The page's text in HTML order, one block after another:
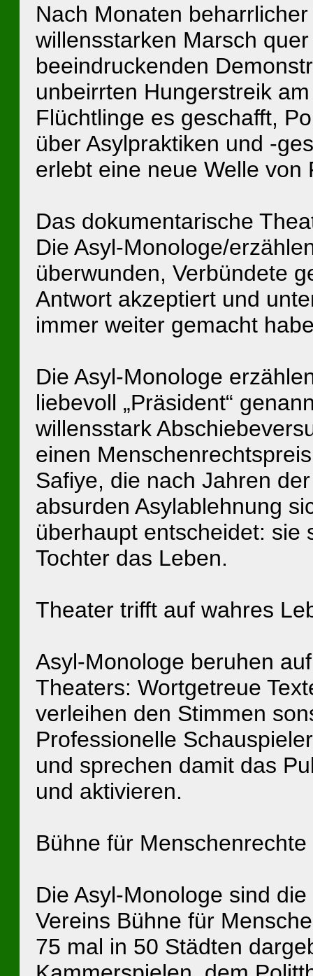
Nach Monaten
willensstarken Marsch
beeindruckenden
unbeirrten Hungerstreik
Flüchtlinge es geschafft,
über Asylpraktiken und -
erlebt eine neue Welle von
Das dokumentarische
Die Asyl-Monologe/
überwunden, Verbündete
Antwort akzeptiert und
immer weiter gemacht
Die Asyl-Monologe
liebevoll „Präsident“
willensstark
einen
Safiye, die nach Jahren
absurden Asylablehnung
überhaupt entscheidet: sie
Tochter das Leben.
Theater trifft auf wahres
Asyl-Monologe beruhen
Theaters: Wortgetreue
verleihen den Stimmen
Professionelle
und sprechen damit das
und aktivieren.
Bühne für Menschenrechte
Die Asyl-Monologe sind
Vereins Bühne für
75 mal in 50 Städten